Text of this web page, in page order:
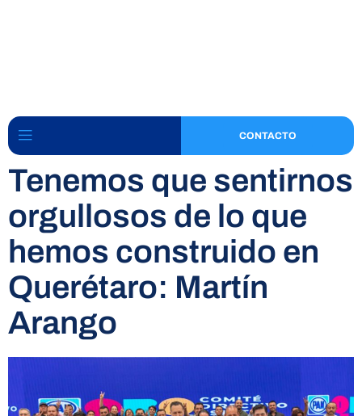
CONTACTO
Tenemos que sentirnos
orgullosos de lo que
hemos construido en
Querétaro: Martín
Arango